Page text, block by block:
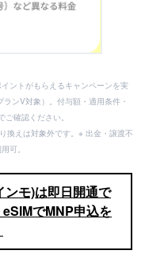
ントがもらえるキャンペーンを実
ンV対象）。付与額・適用条件・
確認ください。
換えは対象外です。※ 出金・譲渡不
可。
ンモ)は即日開通で
でMNP申込を